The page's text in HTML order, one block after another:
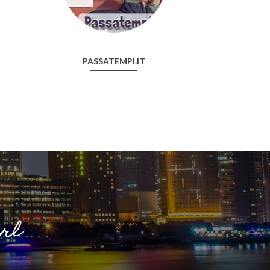
PASSATEMPI.IT